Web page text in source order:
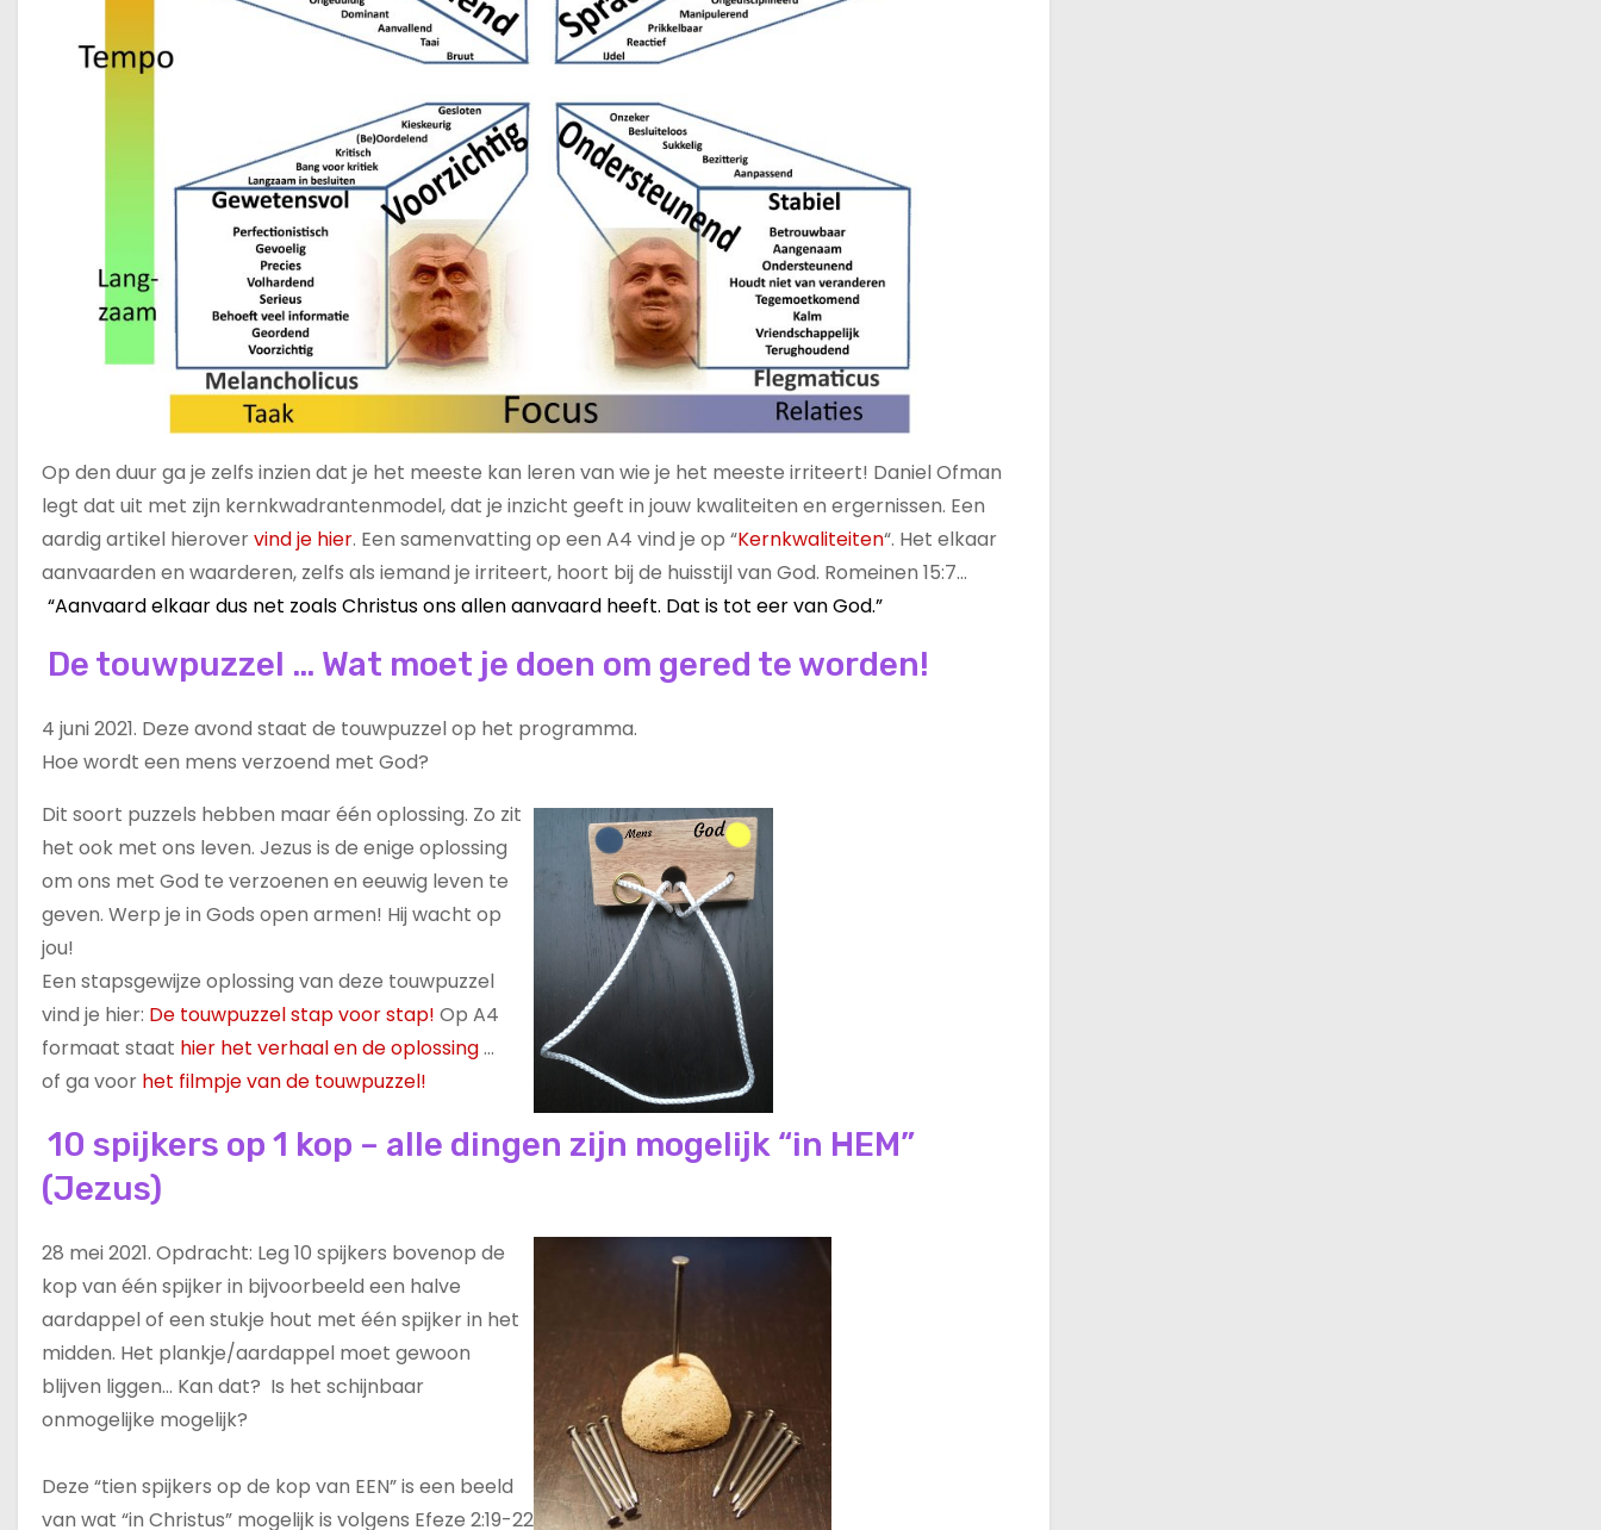
Op den duur ga je zelfs inzien dat je het meeste kan leren van wie je het meeste irriteert! Daniel Ofman
legt dat uit met zijn kernkwadrantenmodel, dat je inzicht geeft in jouw kwaliteiten en ergernissen. Een
aardig artikel hierovervind je hier. Een samenvatting op een A4 vind je op “Kernkwaliteiten“. Het elkaar
aanvaarden en waarderen, zelfs als iemand je irriteert, hoort bij de huisstijl van God. Romeinen 15:7…
“Aanvaard elkaar dus net zoals Christus ons allen aanvaard heeft. Dat is tot eer van God.”
De touwpuzzel … Wat moet je doen om gered te worden!
4 juni 2021. Deze avond staat de touwpuzzel op het programma.
Hoe wordt een mens verzoend met God?
Dit soort puzzels hebben maar één oplossing. Zo zit
het ook met ons leven. Jezus is de enige oplossing
om ons met God te verzoenen en eeuwig leven te
geven. Werp je in Gods open armen! Hij wacht op
jou!
Een stapsgewijze oplossing van deze touwpuzzel
vind je hier: De touwpuzzel stap voor stap! Op A4
formaat staat hier het verhaal en de oplossing…
of ga voor het filmpje van de touwpuzzel!
10 spijkers op 1 kop – alle dingen zijn mogelijk “in HEM”
(Jezus)
28 mei 2021. Opdracht: Leg 10 spijkers bovenop de
kop van één spijker in bijvoorbeeld een halve
aardappel of een stukje hout met één spijker in het
midden. Het plankje/aardappel moet gewoon
blijven liggen… Kan dat? Is het schijnbaar
onmogelijke mogelijk?
Deze “tien spijkers op de kop van EEN” is een beeld
van wat “in Christus” mogelijk is volgens Efeze 2:19-22